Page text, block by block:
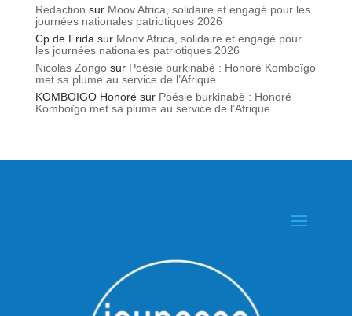
Redaction sur Moov Africa, solidaire et engagé pour les
journées nationales patriotiques 2026
Cp de Fridasur Moov Africa, solidaire et engagé pour
les journées nationales patriotiques 2026
Nicolas Zongosur Poésie burkinabè : Honoré Komboïgo
met sa plume au service de l’Afrique
KOMBOIGO Honorésur Poésie burkinabè : Honoré
Komboïgo met sa plume au service de l’Afrique